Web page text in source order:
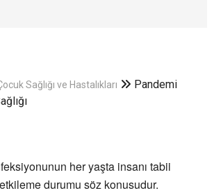
Sağlığı ve Hastalıkları
Pandemi
her yaşta insanı tabii
durumu söz konusudur.